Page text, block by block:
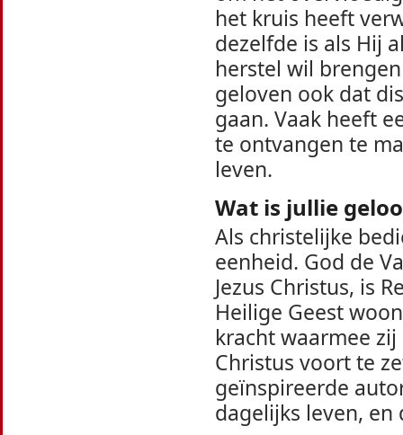
het kruis heeft
dezelfde is als Hij
herstel wil
geloven ook dat
gaan. Vaak heeft
te ontvangen te
leven.
Wat is jullie
Als christelijke
eenheid. God de
Jezus Christus, is
Heilige Geest
kracht waarmee
Christus voort te
geïnspireerde
dagelijks leven,